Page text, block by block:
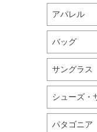
アパレル
バッグ
サングラス
シューズ・
パタゴニア